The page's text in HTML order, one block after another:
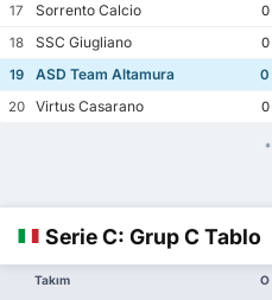
17
Sorrento Calcio 0
18
SSC Giugliano 0
19
ASD Team Altamura 0
20
Virtus Casarano 0
*
Serie C: Grup C Tablo
Takım O